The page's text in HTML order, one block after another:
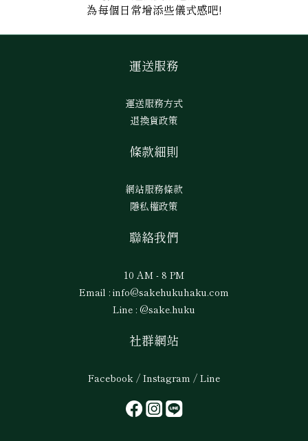
為每個日常增添些儀式感吧!
運送服務
運送服務方式
退換貨政策
條款細則
網站服務條款
隱私權政策
聯絡我們
10 AM - 8 PM
Email : info@sakehukuhaku.com
Line : @sake.huku
社群網站
Facebook / Instagram / Line